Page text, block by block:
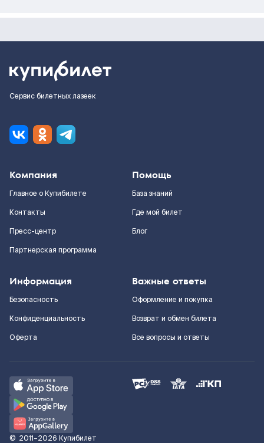
Сервис билетных лазеек
Компания
Главное о Купибилете
Контакты
Пресс-центр
Партнерская программа
Помощь
База знаний
Где мой билет
Блог
Информация
Безопасность
Конфиденциальность
Оферта
Важные ответы
Оформление и покупка
Возврат и обмен билета
Все вопросы и ответы
© 2011–2026 Купибилет